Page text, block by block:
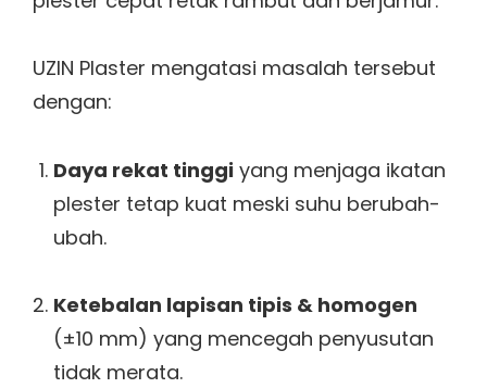
UZIN Plaster mengatasi masalah tersebut
dengan:
Daya rekat tinggiyang menjaga ikatan
plester tetap kuat meski suhu berubah-
ubah.
Ketebalan lapisan tipis & homogen
(±10 mm) yang mencegah penyusutan
tidak merata.